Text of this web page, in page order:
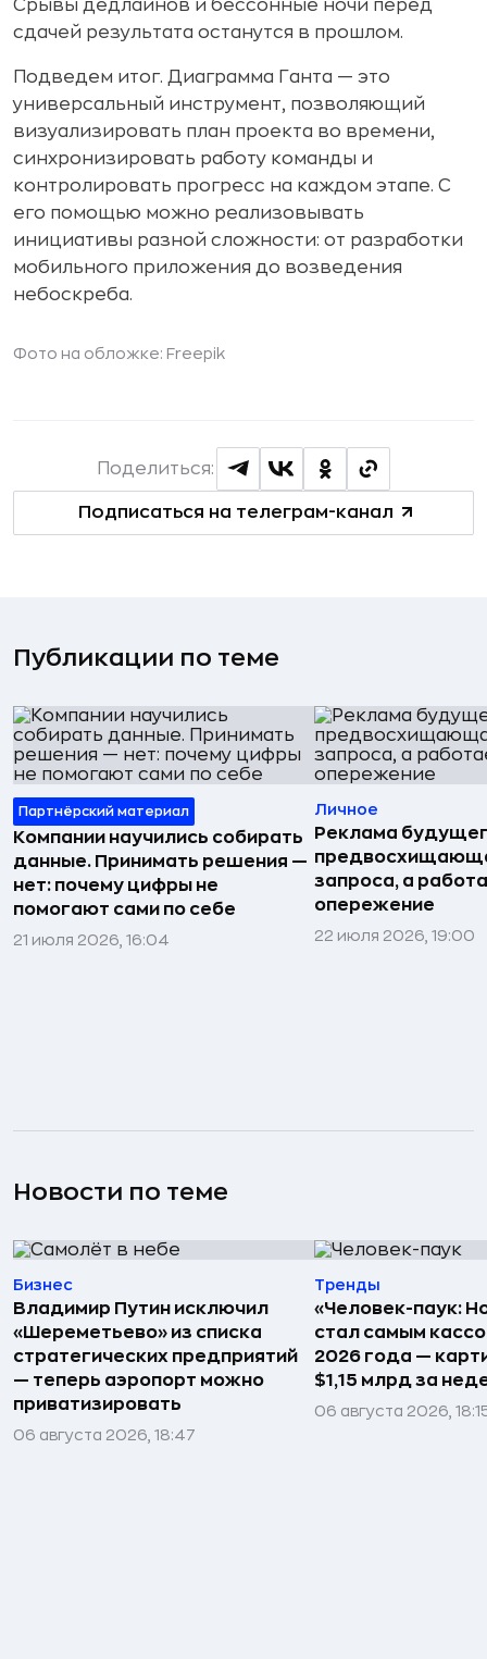
Срывы дедлайнов и бессонные ночи перед
сдачей результата останутся в прошлом.
Подведем итог. Диаграмма Ганта — это
универсальный инструмент, позволяющий
визуализировать план проекта во времени,
синхронизировать работу команды и
контролировать прогресс на каждом этапе. С
его помощью можно реализовывать
инициативы разной сложности: от разработки
мобильного приложения до возведения
небоскреба.
Фото на обложке: Freepik
Подписаться на телеграм-канал
Поделиться:
Публикации по теме
Партнёрский материал
Компании научились собирать
данные. Принимать решения —
нет: почему цифры не
помогают сами по себе
21 июля 2026, 16:04
Личное
Реклама
запроса, а
опережение
22 июля 2026, 19:00
Новости по теме
Бизнес
Владимир Путин исключил
«Шереметьево» из списка
стратегических предприятий
— теперь аэропорт можно
приватизировать
06 августа 2026, 18:47
Тренды
«Человек-паук:
стал самым
2026 года —
$1,15 млрд за
06 августа 2026,